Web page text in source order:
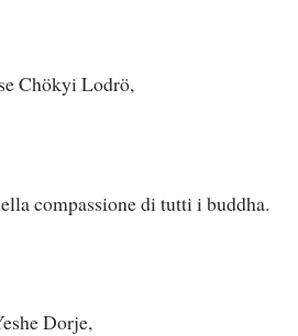
Chökyi Lodrö,
compassione di tutti i buddha.
Dorje,